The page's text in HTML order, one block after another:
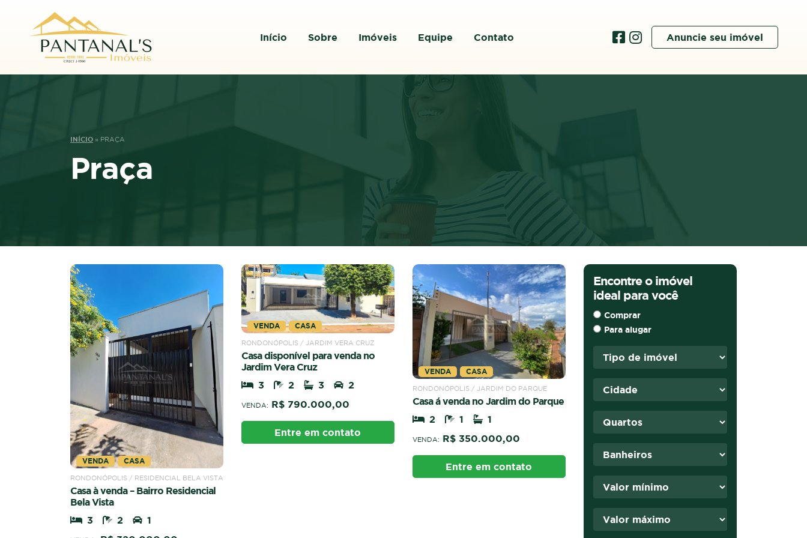
Início Sobre Imóveis Equipe Contato Anuncie seu imóvel
INÍCIO » PRAÇA
Praça
VENDA CASA
RONDONÓPOLIS / RESIDENCIAL BELA VISTA
Casa à venda – Bairro Residencial
Bela Vista
3
2 1
VENDA CASA
RONDONÓPOLIS / JARDIM VERA CRUZ
Casa disponível para venda no
Jardim Vera Cruz
3
2 3 2
VENDA: R$ 790.000,00
Entre em contato
VENDA CASA
RONDONÓPOLIS / JARDIM DO PARQUE
Casa á venda no Jardim do Parque
2
1 1
VENDA: R$ 350.000,00
Entre em contato
Encontre o imóvel
ideal para você
Comprar
Para alugar